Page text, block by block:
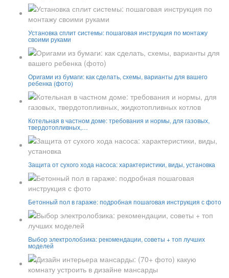
Установка сплит системы: пошаговая инструкция по монтажу
своими руками
Оригами из бумаги: как сделать, схемы, варианты для вашего
ребенка (фото)
Котельная в частном доме: требования и нормы, для газовых,
твердотопливных,…
Защита от сухого хода насоса: характеристики, виды, установка
Бетонный пол в гараже: подробная пошаговая инструкция с фото
Выбор электролобзика: рекомендации, советы + топ лучших
моделей